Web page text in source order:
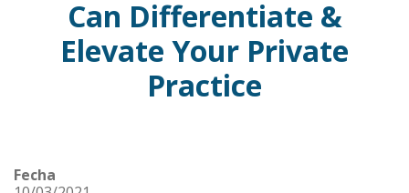
Beneficios del paciente
Todos los protocolos
Equipos
Can Differentiate &
Elevate Your Private
Practice
Fecha